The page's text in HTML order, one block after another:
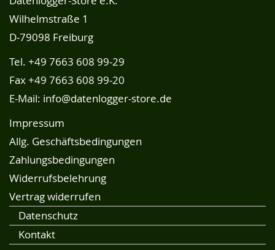
Wilhelmstraße 1
D-79098 Freiburg
Tel. +49 7663 608 99-29
Fax +49 7663 608 99-20
E-Mail: info@datenlogger-store.de
Impressum
Allg. Geschäftsbedingungen
Zahlungsbedingungen
Widerrufsbelehrung
Vertrag widerrufen
Datenschutz
Kontakt